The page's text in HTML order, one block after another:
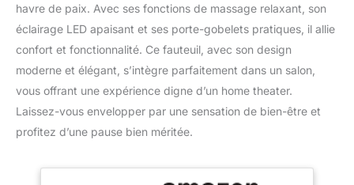
havre de paix. Avec ses fonctions de massage relaxant, son
éclairage LED apaisant et ses porte-gobelets pratiques, il allie
confort et fonctionnalité. Ce fauteuil, avec son design
moderne et élégant, s’intègre parfaitement dans un salon,
vous offrant une expérience digne d’un home theater.
Laissez-vous envelopper par une sensation de bien-être et
profitez d’une pause bien méritée.